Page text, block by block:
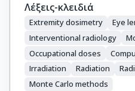
Λέξεις-κλειδιά
Extremity dosimetry
Eye
Interventional radiology
Occupational doses
Irradiation
Radiation
Monte Carlo methods